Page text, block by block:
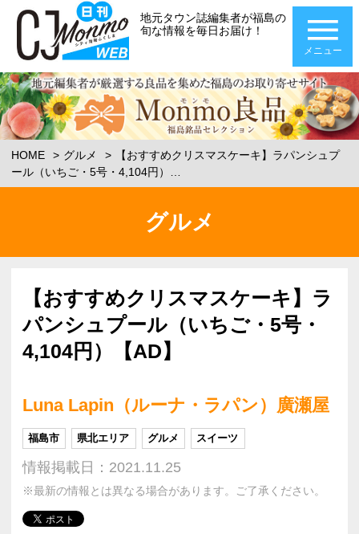
地元タウン誌編集者が福島の
旬な情報を毎日お届け！
メニュー
HOME グルメ
【おすすめクリスマスケーキ】ラパンシュプ
ール（いちご・5号・4,104円）…
グルメ
【おすすめクリスマスケーキ】ラ
パンシュプール（いちご・5号・
4,104円）【AD】
Luna Lapin（ルーナ・ラパン）廣瀬屋
福島市 県北エリア グルメ スイーツ
情報掲載日：2021.11.25
※最新の情報とは異なる場合があります。ご了承ください。